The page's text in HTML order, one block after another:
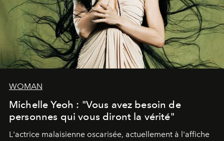
WOMAN
Michelle Yeoh : "Vous avez besoin de
personnes qui vous diront la vérité"
L'actrice malaisienne oscarisée, actuellement à l'affiche